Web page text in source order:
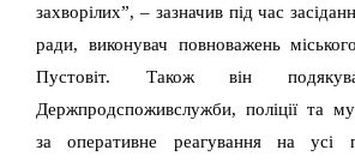
захворілих”, – зазначив під час
ради, виконувач повноважень
Пустовіт. Також він
Держпродспоживслужби, поліції та
за оперативне реагування на усі